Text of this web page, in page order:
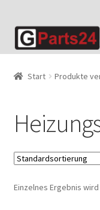
Zur
Navigation
Zum
Inhalt
Start Produkte
Einzelnes Ergebnis